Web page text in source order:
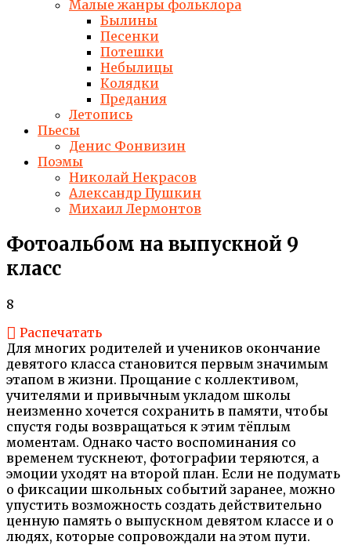
Малые жанры фольклора
Былины
Песенки
Потешки
Небылицы
Колядки
Предания
Летопись
Пьесы
Денис Фонвизин
Поэмы
Николай Некрасов
Александр Пушкин
Михаил Лермонтов
Фотоальбом на выпускной 9
класс
8
Распечатать
Для многих родителей и учеников окончание
девятого класса становится первым значимым
этапом в жизни. Прощание с коллективом,
учителями и привычным укладом школы
неизменно хочется сохранить в памяти, чтобы
спустя годы возвращаться к этим тёплым
моментам. Однако часто воспоминания со
временем тускнеют, фотографии теряются, а
эмоции уходят на второй план. Если не подумать
о фиксации школьных событий заранее, можно
упустить возможность создать действительно
ценную память о выпускном девятом классе и о
людях, которые сопровождали на этом пути.